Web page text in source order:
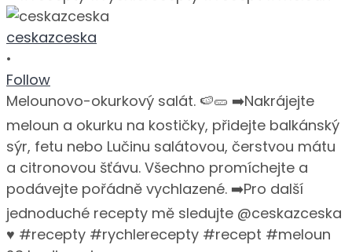
ceskazceska
•
Follow
Melounovo-okurkový salát. 🍉🥒 ➡️Nakrájejte
meloun a okurku na kostičky, přidejte balkánský
sýr, fetu nebo Lučinu salátovou, čerstvou mátu
a citronovou šťávu. Všechno promíchejte a
podávejte pořádně vychlazené. ➡️Pro další
jednoduché recepty mě sledujte @ceskazceska
♥️ #recepty #rychlerecepty #recept #meloun